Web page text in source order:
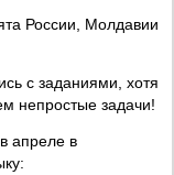
России, Молдавии
с заданиями, хотя
непростые задачи!
апреле в